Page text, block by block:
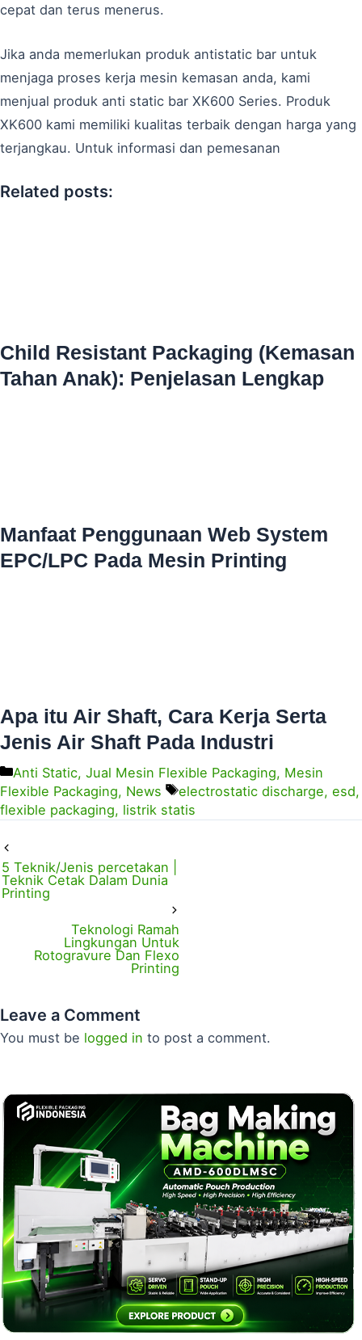
cepat dan terus menerus.
Jika anda memerlukan produk antistatic bar untuk
menjaga proses kerja mesin kemasan anda, kami
menjual produk anti static bar XK600 Series. Produk
XK600 kami memiliki kualitas terbaik dengan harga yang
terjangkau. Untuk informasi dan pemesanan
Related posts:
Child Resistant Packaging (Kemasan
Tahan Anak): Penjelasan Lengkap
Manfaat Penggunaan Web System
EPC/LPC Pada Mesin Printing
Apa itu Air Shaft, Cara Kerja Serta
Jenis Air Shaft Pada Industri
Anti Static,Jual Mesin Flexible Packaging, Mesin
Flexible Packaging, News electrostatic discharge,esd,
flexible packaging, listrik statis
5 Teknik/Jenis percetakan |
Teknik Cetak Dalam Dunia
Printing
Teknologi Ramah
Lingkungan Untuk
Rotogravure Dan Flexo
Printing
Leave a Comment
You must be logged in to post a comment.